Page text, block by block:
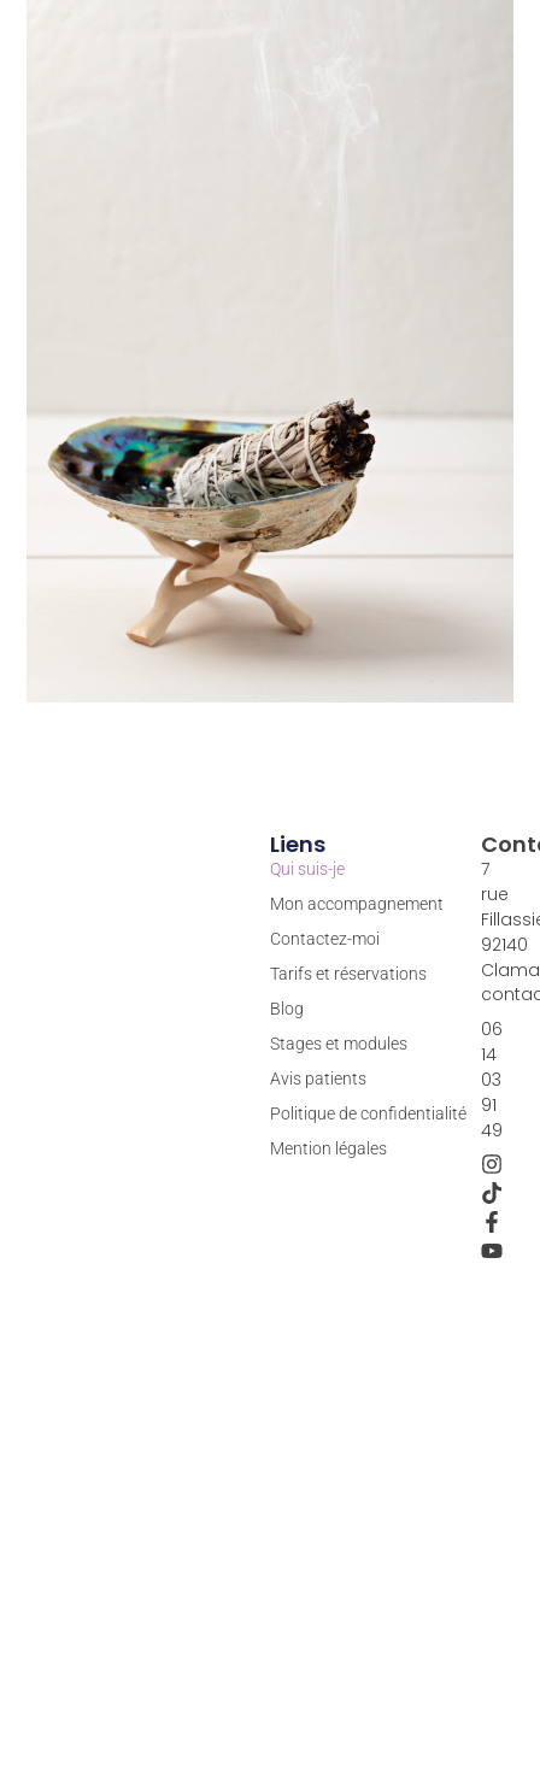
Liens
Qui suis-je
Mon accompagnement
Contactez-moi
Tarifs et réservations
Blog
Stages et modules
Avis patients
Politique de confidentialité
Mention légales
7
rue
92140
06
14
03
91
49